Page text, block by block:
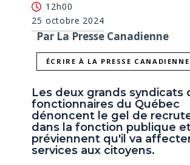
12h00
25 octobre 2024
Par La Presse Canadienne
ÉCRIRE À LA PRESSE CANADIENNE
Les deux grands syndicats
fonctionnaires du Québec
dénoncent le gel de
dans la fonction publique
préviennent qu'il va
services aux citoyens.